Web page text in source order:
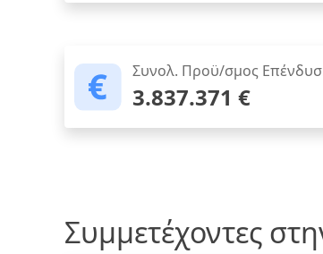
Συνολ. Προϋ/σμος
3.837.371 €
Συμμετέχοντες